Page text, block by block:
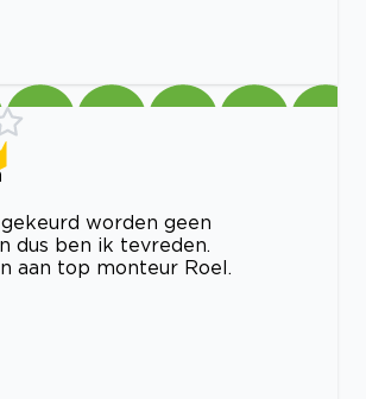
worden geen
dus ben ik tevreden.
aan top monteur Roel.